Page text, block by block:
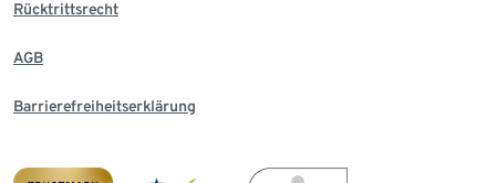
Rücktrittsrecht
AGB
Barrierefreiheitserklärung